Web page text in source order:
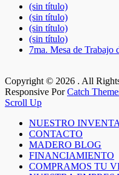
(sin título)
(sin título)
(sin título)
(sin título)
7ma. Mesa de Trabajo
Copyright © 2026 . All
Responsive PorCatch
Scroll Up
NUESTRO
CONTACTO
MADERO BLOG
FINANCIAMIENTO
COMPRAMOS TU